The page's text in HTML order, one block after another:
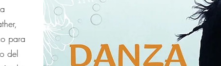
para
del